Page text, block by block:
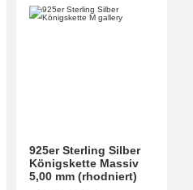
925er Sterling Silber
Königskette Massiv
5,00 mm (rhodniert)